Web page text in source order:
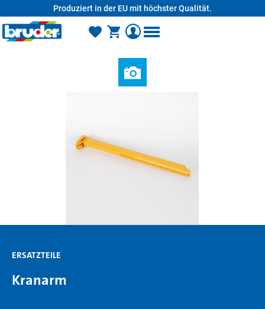
Produziert in der EU mit höchster Qualität.
ERSATZTEILE
Kranarm